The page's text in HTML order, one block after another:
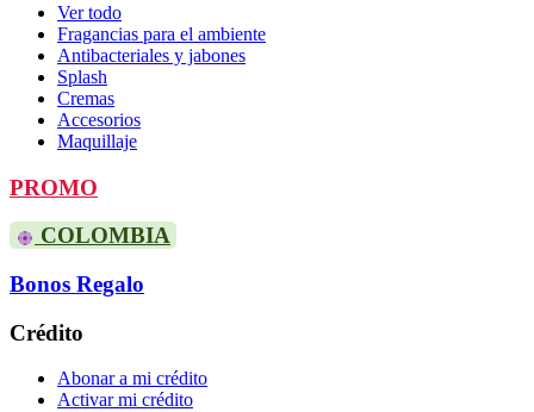
Ver todo
Fragancias para el ambiente
Antibacteriales y jabones
Splash
Cremas
Accesorios
Maquillaje
PROMO
COLOMBIA
Bonos Regalo
Crédito
Abonar a mi crédito
Activar mi crédito